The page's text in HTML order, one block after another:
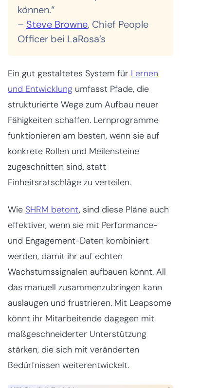
können.“
– Steve Browne, Chief People
Officer bei LaRosa’s
Ein gut gestaltetes System für Lernen
und Entwicklung umfasst Pfade, die
strukturierte Wege zum Aufbau neuer
Fähigkeiten schaffen. Lernprogramme
funktionieren am besten, wenn sie auf
konkrete Rollen und Meilensteine
zugeschnitten sind, statt
Einheitsratschläge zu verteilen.
Wie SHRM betont, sind diese Pläne auch
effektiver, wenn sie mit Performance-
und Engagement-Daten kombiniert
werden, damit ihr auf echten
Wachstumssignalen aufbauen könnt. All
das manuell zusammenzubringen kann
auslaugen und frustrieren. Mit Leapsome
könnt ihr Mitarbeitende dagegen mit
maßgeschneiderter Unterstützung
stärken, die sich mit veränderten
Bedürfnissen weiterentwickelt.